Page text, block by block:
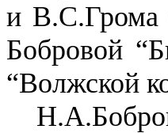
и В.С.Грома
Бобровой
“Волжской